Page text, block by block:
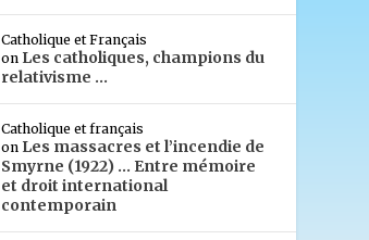
Catholique et Français
on Les catholiques, champions du
relativisme …
Catholique et français
on Les massacres et l’incendie de
Smyrne (1922) … Entre mémoire
et droit international
contemporain